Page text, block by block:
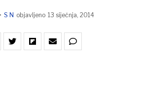
S N objavljeno 13 siječnja, 2014